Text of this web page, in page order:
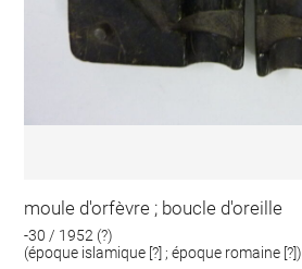
moule d'orfèvre ; boucle d'oreille
-30 / 1952 (?)
(époque islamique [?] ; époque romaine [?])